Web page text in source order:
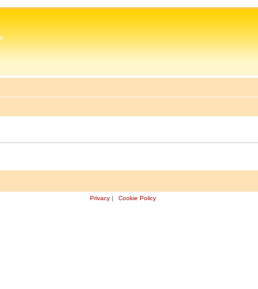
Privacy | Cookie Policy